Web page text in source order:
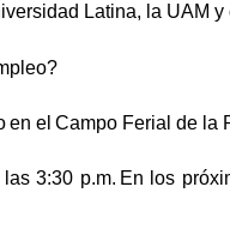
Latina, la UAM y
en el Campo Ferial de la
3:30 p.m. En los